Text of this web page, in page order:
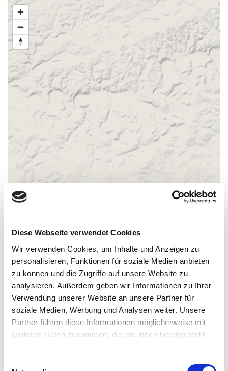
Diese Webseite verwendet Cookies
Wir verwenden Cookies, um Inhalte und Anzeigen zu
personalisieren, Funktionen für soziale Medien anbieten
zu können und die Zugriffe auf unsere Website zu
analysieren. Außerdem geben wir Informationen zu Ihrer
Verwendung unserer Website an unsere Partner für
soziale Medien, Werbung und Analysen weiter. Unsere
Partner führen diese Informationen möglicherweise mit
weiteren Daten zusammen, die Sie ihnen bereitgestellt
haben oder die sie im Rahmen Ihrer Nutzung der Dienste
Allgemeine Informationen
Öffnungszeiten
Barrierefrei
Klassifizierung